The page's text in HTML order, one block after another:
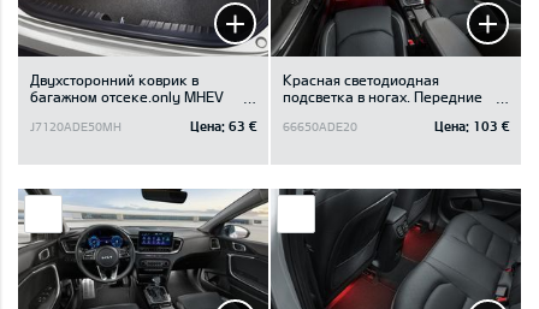
Двухсторонний коврик в
багажном отсеке.only MHEV
upper position
J7120ADE50MH Цена: 63 €
Красная светодиодная
подсветка в ногах. Передние
66650ADE20 Цена: 103 €